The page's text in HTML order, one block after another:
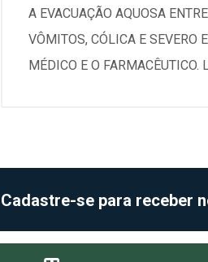
A EVACUAÇÃO AQUOSA
VÔMITOS, CÓLICA E SEVERO
MÉDICO E O FARMACÊUTICO.
Cadastre-se para receber